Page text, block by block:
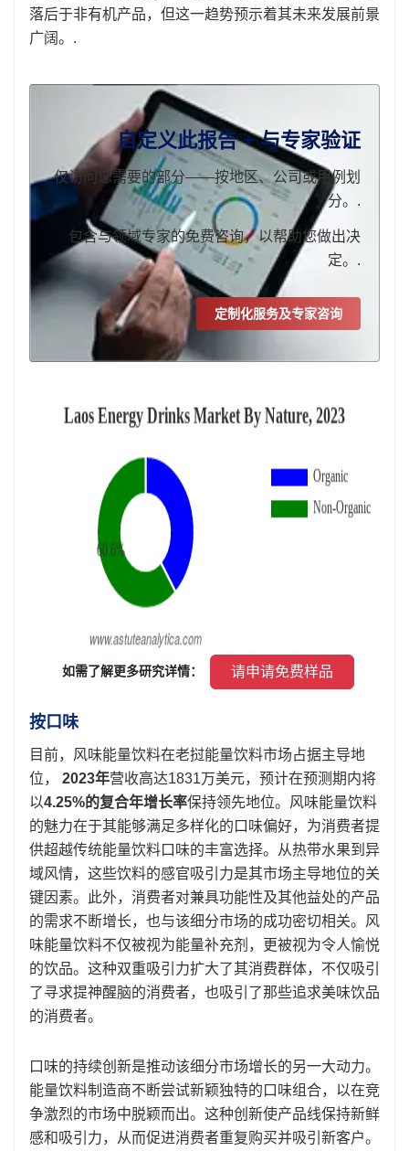
落后于非有机产品，但这一趋势预示着其未来发展前景
广阔。.
自定义此报告 + 与专家验证
仅访问您需要的部分——按地区、公司或用例划
分。.
包含与领域专家的免费咨询，以帮助您做出决
定。.
定制化服务及专家咨询
如需了解更多研究详情： 请申请免费样品
按口味
目前，风味能量饮料在老挝能量饮料市场占据主导地
位， 2023年营收高达1831万美元，预计在预测期内将
以4.25%的复合年增长率保持领先地位。风味能量饮料
的魅力在于其能够满足多样化的口味偏好，为消费者提
供超越传统能量饮料口味的丰富选择。从热带水果到异
域风情，这些饮料的感官吸引力是其市场主导地位的关
键因素。此外，消费者对兼具功能性及其他益处的产品
的需求不断增长，也与该细分市场的成功密切相关。风
味能量饮料不仅被视为能量补充剂，更被视为令人愉悦
的饮品。这种双重吸引力扩大了其消费群体，不仅吸引
了寻求提神醒脑的消费者，也吸引了那些追求美味饮品
的消费者。
口味的持续创新是推动该细分市场增长的另一大动力。
能量饮料制造商不断尝试新颖独特的口味组合，以在竞
争激烈的市场中脱颖而出。这种创新使产品线保持新鲜
感和吸引力，从而促进消费者重复购买并吸引新客户。